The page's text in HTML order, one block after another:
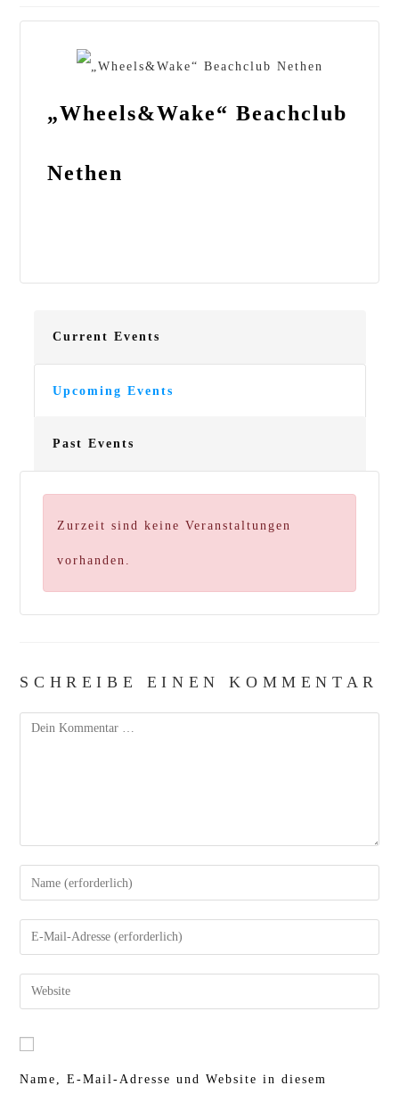
„Wheels&Wake“ Beachclub
Nethen
Current Events
Upcoming Events
Past Events
Zurzeit sind keine Veranstaltungen
vorhanden.
SCHREIBE EINEN KOMMENTAR
Kommentar
Gib
oder
zum
Kommentieren
Gib
Mail-
Adresse
Gib
Name, E-Mail-Adresse und Website in diesem